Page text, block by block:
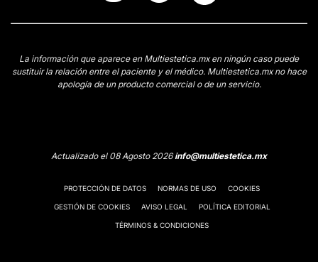
La información que aparece en Multiestetica.mx en ningún caso puede
sustituir la relación entre el paciente y el médico. Multiestetica.mx no hace
apología de un producto comercial o de un servicio.
Actualizado el 08 Agosto 2026info@multiestetica.mx
PROTECCIÓN DE DATOS NORMAS DE USO COOKIES
GESTIÓN DE COOKIES AVISO LEGAL POLÍTICA EDITORIAL
TÉRMINOS & CONDICIONES